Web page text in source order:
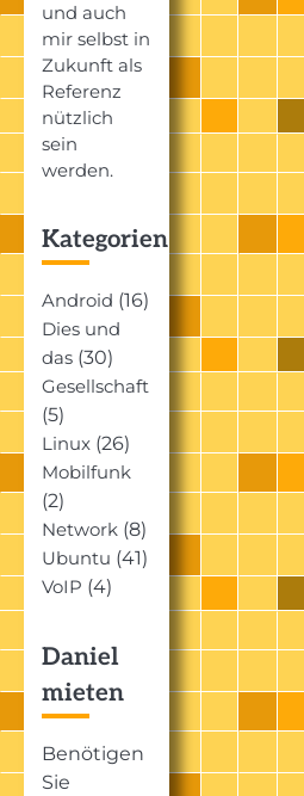
und auch
mir selbst in
Zukunft als
Referenz
nützlich
sein
werden.
Kategorien
Android (16)
Dies und
das (30)
Gesellschaft
(5)
Linux (26)
Mobilfunk
(2)
Network (8)
Ubuntu (41)
VoIP (4)
Daniel
mieten
Benötigen
Sie